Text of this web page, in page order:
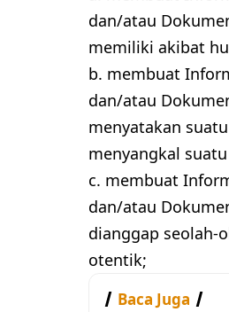
dan/atau
memiliki akibat
b. membuat
dan/atau
menyatakan
menyangkal
c. membuat
dan/atau
dianggap seolah-
otentik;
Baca Juga